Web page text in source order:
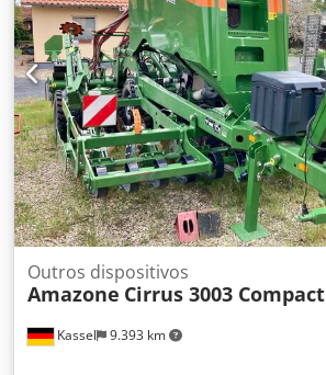
Kassel 9.393 km
Outros dispositivos
Amazone Cirrus 3003 Compact